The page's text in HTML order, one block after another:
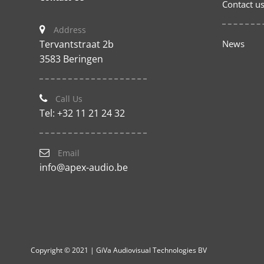
Address
Tervantstraat 2b
3583 Beringen
Call Us
Tel: +32 11 21 24 32
Email
info@apex-audio.be
Contact us
News
Copyright © 2021 | GiVa Audiovisual Technologies BV